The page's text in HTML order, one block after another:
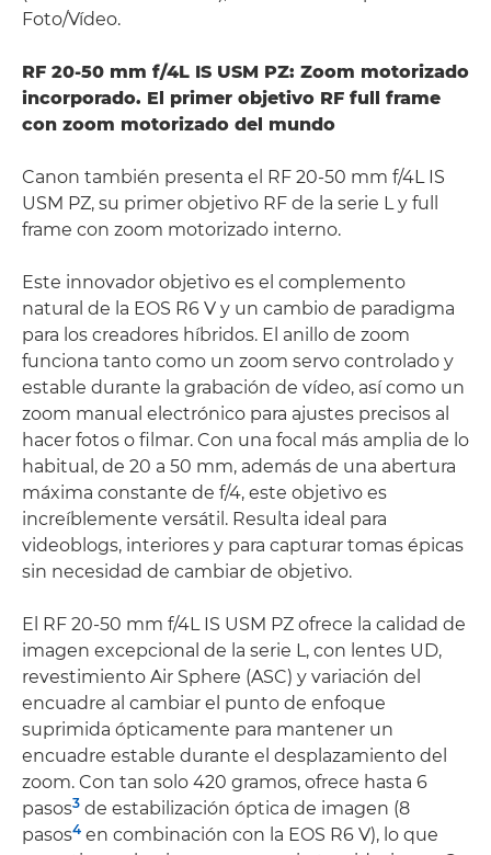
Foto/Vídeo.
RF 20-50 mm f/4L IS USM PZ: Zoom motorizado
incorporado. El primer objetivo RF full frame
con zoom motorizado del mundo
Canon también presenta el RF 20-50 mm f/4L IS
USM PZ, su primer objetivo RF de la serie L y full
frame con zoom motorizado interno.
Este innovador objetivo es el complemento
natural de la EOS R6 V y un cambio de paradigma
para los creadores híbridos. El anillo de zoom
funciona tanto como un zoom servo controlado y
estable durante la grabación de vídeo, así como un
zoom manual electrónico para ajustes precisos al
hacer fotos o filmar. Con una focal más amplia de lo
habitual, de 20 a 50 mm, además de una abertura
máxima constante de f/4, este objetivo es
increíblemente versátil. Resulta ideal para
videoblogs, interiores y para capturar tomas épicas
sin necesidad de cambiar de objetivo.
El RF 20-50 mm f/4L IS USM PZ ofrece la calidad de
imagen excepcional de la serie L, con lentes UD,
revestimiento Air Sphere (ASC) y variación del
encuadre al cambiar el punto de enfoque
suprimida ópticamente para mantener un
encuadre estable durante el desplazamiento del
zoom. Con tan solo 420 gramos, ofrece hasta 6
pasos3 de estabilización óptica de imagen (8
pasos4 en combinación con la EOS R6 V), lo que